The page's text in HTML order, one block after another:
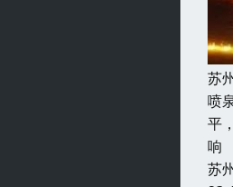
苏
喷
平
响
苏